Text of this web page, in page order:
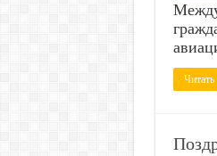
Читать